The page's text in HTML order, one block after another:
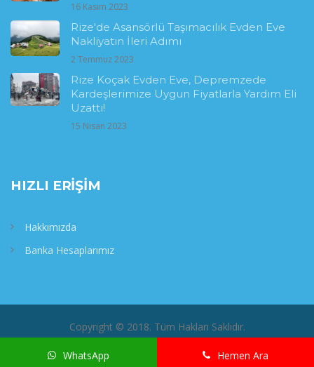
16 Kasım 2023
Rize'de Asansörlü Taşımacılık Evden Eve
Nakliyatın İleri Adımı
2 Temmuz 2023
Rize Koçak Evden Eve, Depremzede
Kardeşlerimize Uygun Fiyatlarla Yardım Eli
Uzattı!
15 Nisan 2023
HIZLI ERIŞIM
Hakkımızda
Banka Hesaplarımız
Copyright © 2018. Tüm Hakları Saklıdır.
WhatsApp Hemen Ara